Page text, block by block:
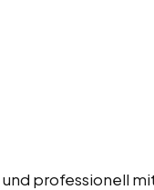
professionell